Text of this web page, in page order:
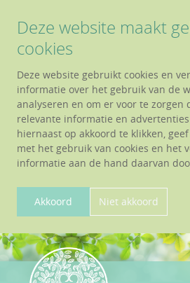
Deze website maakt
cookies
Deze website gebruikt cookies en
informatie over het gebruik van de
analyseren en om er voor te zorgen
relevante informatie en
hiernaast op akkoord te klikken,
met het gebruik van cookies en het
informatie aan de hand daarvan
Akkoord Niet akkoord